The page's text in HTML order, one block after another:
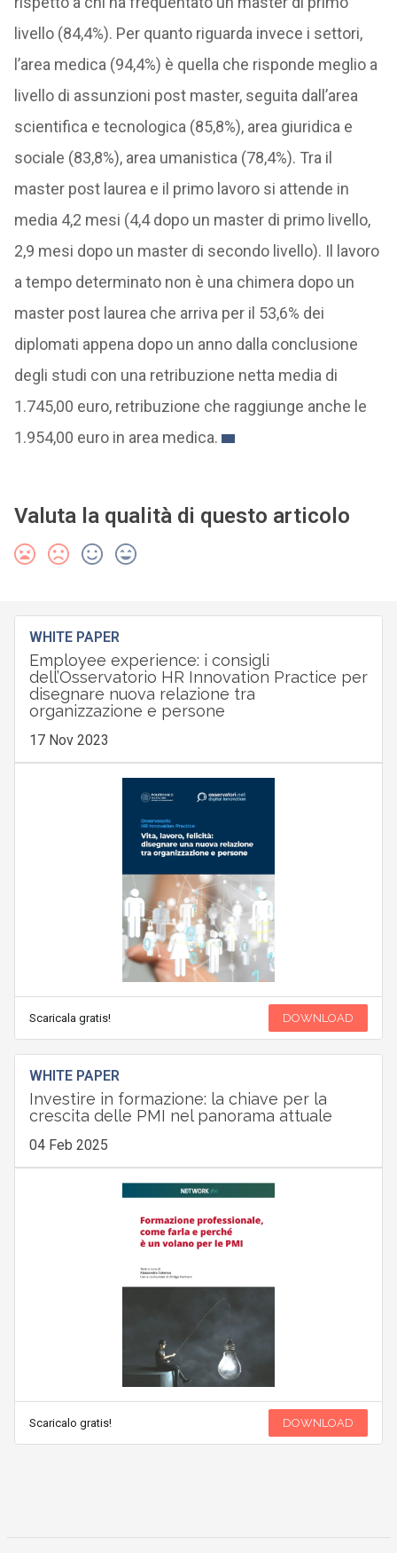
livello (84,4%). Per quanto riguarda invece i settori,
l’area medica (94,4%) è quella che risponde meglio a
livello di assunzioni post master, seguita dall’area
scientifica e tecnologica (85,8%), area giuridica e
sociale (83,8%), area umanistica (78,4%). Tra il
master post laurea e il primo lavoro si attende in
media 4,2 mesi (4,4 dopo un master di primo livello,
2,9 mesi dopo un master di secondo livello). Il lavoro
a tempo determinato non è una chimera dopo un
master post laurea che arriva per il 53,6% dei
diplomati appena dopo un anno dalla conclusione
degli studi con una retribuzione netta media di
1.745,00 euro, retribuzione che raggiunge anche le
1.954,00 euro in area medica.
Valuta la qualità di questo articolo
WHITE PAPER
Employee experience: i consigli
dell’Osservatorio HR Innovation Practice per
disegnare nuova relazione tra
organizzazione e persone
17 Nov 2023
Scaricala gratis! DOWNLOAD
WHITE PAPER
Investire in formazione: la chiave per la
crescita delle PMI nel panorama attuale
04 Feb 2025
Scaricalo gratis! DOWNLOAD